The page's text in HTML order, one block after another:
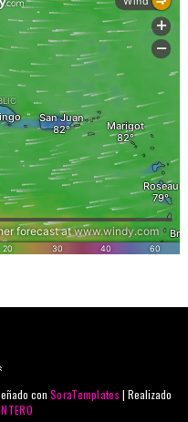
conSoraTemplates | Realizado